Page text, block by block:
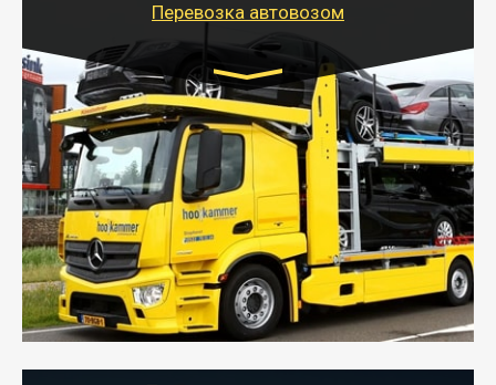
Перевозка автовозом
Цена за км. Рассчитывается
индивидуально
- Перевозка автовозом от Тайгер Логистик – это
быстрый и безопасный способ доставить несколько
легковых автомобилей за одну поездку в другой
город.
- Наша транспортная компания организует доставку
машин автовозом, подобрав оптимальный маршрут с
учетом всех особенности по пути следования.